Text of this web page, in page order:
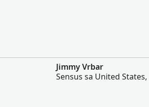
Jimmy Vrbar
Sensus sa United States,